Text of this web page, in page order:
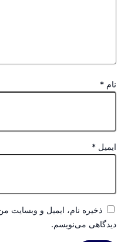
نام *
ایمیل *
ذخیره نام، ایمیل و وبسایت
دیدگاهی می‌نویسم.